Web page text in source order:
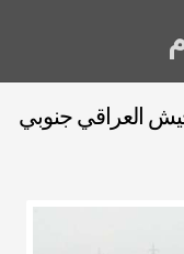
العراقي جنوبي